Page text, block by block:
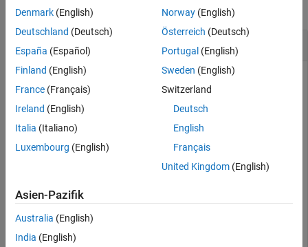
collapse all
Calculate and Plot Convergence of FMM Solver
Design a default parabolic reflector antenna.
m = reflectorParabolic;
Set the solver type of the parabolic reflector antenna to FMM.
m.SolverType = "FMM";
Calculate the impedance of the parabolic reflector antenna at
Denmark (English)
Deutschland (Deutsch)
España (Español)
Finland (English)
France (Français)
Ireland (English)
Italia (Italiano)
Luxembourg (English)
Norway(English)
Österreich (Deutsch)
Portugal (English)
Sweden (English)
Switzerland
Deutsch
English
Français
United Kingdom(English)
Asien-Pazifik
Australia (English)
India (English)